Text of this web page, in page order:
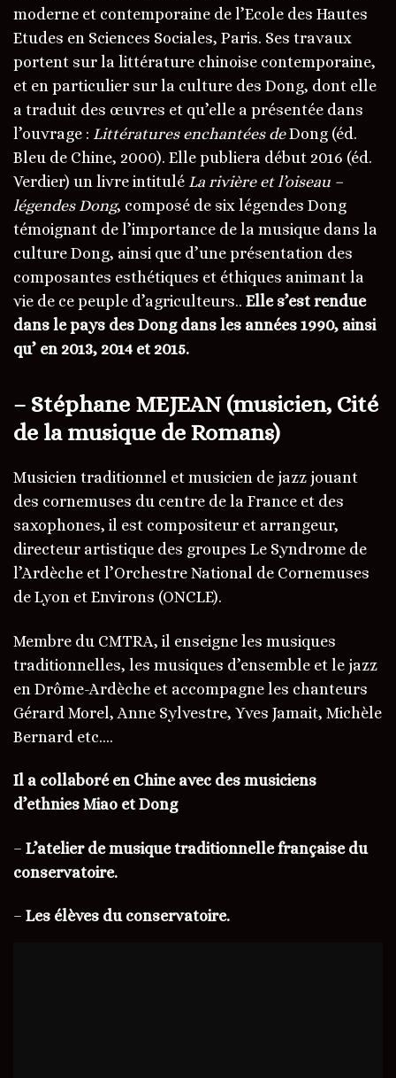
moderne et contemporaine de l’Ecole des Hautes
Etudes en Sciences Sociales, Paris. Ses travaux
portent sur la littérature chinoise contemporaine,
et en particulier sur la culture des Dong, dont elle
a traduit des œuvres et qu’elle a présentée dans
l’ouvrage : Littératures enchantées deDong (éd.
Bleu de Chine, 2000). Elle publiera début 2016 (éd.
Verdier) un livre intitulé La rivière et l’oiseau –
légendes Dong, composé de six légendes Dong
témoignant de l’importance de la musique dans la
culture Dong, ainsi que d’une présentation des
composantes esthétiques et éthiques animant la
vie de ce peuple d’agriculteurs.. Elle s’est rendue
dans le pays des Dong dans les années 1990, ainsi
qu’ en 2013, 2014 et 2015.
– Stéphane MEJEAN (musicien, Cité
de la musique de Romans)
Musicien traditionnel et musicien de jazz jouant
des cornemuses du centre de la France et des
saxophones, il est compositeur et arrangeur,
directeur artistique des groupes Le Syndrome de
l’Ardèche et l’Orchestre National de Cornemuses
de Lyon et Environs (ONCLE).
Membre du CMTRA, il enseigne les musiques
traditionnelles, les musiques d’ensemble et le jazz
en Drôme-Ardèche et accompagne les chanteurs
Gérard Morel, Anne Sylvestre, Yves Jamait, Michèle
Bernard etc….
Il a collaboré en Chine avec des musiciens
d’ethnies Miao et Dong
– L’atelier de musique traditionnelle française du
conservatoire.
– Les élèves du conservatoire.